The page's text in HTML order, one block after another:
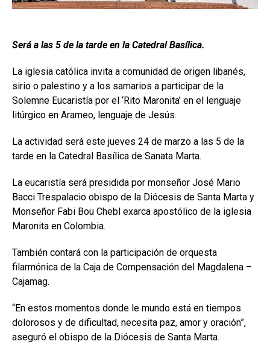
Será a las 5 de la tarde en la Catedral Basílica.
La iglesia católica invita a comunidad de origen libanés,
sirio o palestino y a los samarios a participar de la
Solemne Eucaristía por el ‘Rito Maronita’ en el lenguaje
litúrgico en Arameo, lenguaje de Jesús.
La actividad será este jueves 24 de marzo a las 5 de la
tarde en la Catedral Basílica de Sanata Marta.
La eucaristía será presidida por monseñor José Mario
Bacci Trespalacio obispo de la Diócesis de Santa Marta y
Monseñor Fabi Bou Chebl exarca apostólico de la iglesia
Maronita en Colombia.
También contará con la participación de orquesta
filarmónica de la Caja de Compensación del Magdalena –
Cajamag.
“En estos momentos donde le mundo está en tiempos
dolorosos y de dificultad, necesita paz, amor y oración”,
aseguró el obispo de la Diócesis de Santa Marta.